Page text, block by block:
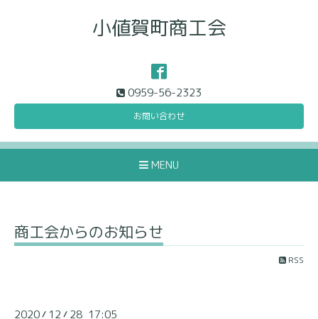
小値賀町商工会
0959-56-2323
お問い合わせ
MENU
商工会からのお知らせ
RSS
2020/ 12 / 28 17:05